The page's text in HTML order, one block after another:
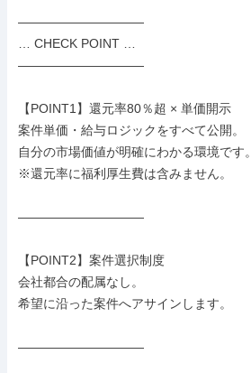
――――――――――
… CHECK POINT …
――――――――――
【POINT1】還元率80％超 × 単価開示
案件単価・給与ロジックをすべて公開。
自分の市場価値が明確にわかる環境です。
※還元率に福利厚生費は含みません。
――――――――――
【POINT2】案件選択制度
会社都合の配属なし。
希望に沿った案件へアサインします。
――――――――――